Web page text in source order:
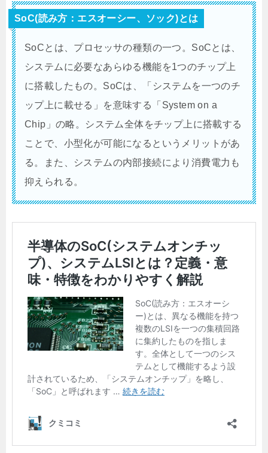
SoC(読み方：エスオーシー、ソック)とは
SoCとは、プロセッサの種類の一つ。SoCとは、
システムに必要なあらゆる機能を1つのチップ上
に搭載したもの。SoCは、「システムを一つのチ
ップ上に載せる」を意味する「System on a
Chip」の略。システム全体をチップ上に搭載する
ことで、小型化が可能になるというメリットがあ
る。また、システムの内部接続により消費電力も
抑えられる。